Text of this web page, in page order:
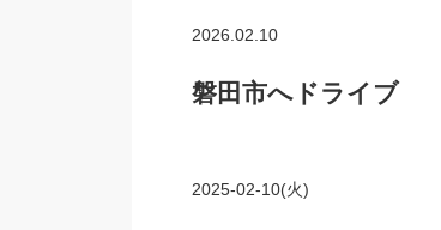
2026.02.10
磐田市へドライブ
2025-02-10(火)